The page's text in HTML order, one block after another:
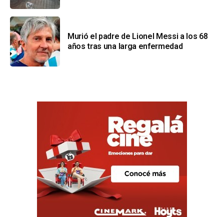
Murió el padre de Lionel Messi a los 68
años tras una larga enfermedad